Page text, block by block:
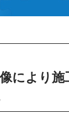
により施